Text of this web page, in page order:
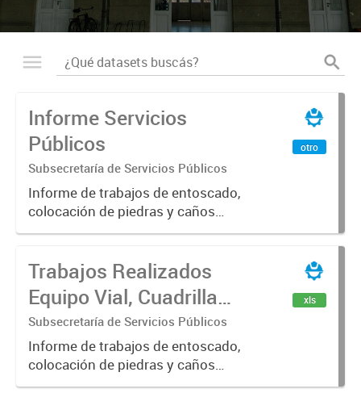
Informe Servicios
Públicos
Subsecretaría de Servicios Públicos
Informe de trabajos de entoscado,
colocación de piedras y caños
(zanjeo - cruce de calles) Informe
construcción, colocación de tapa
registro, reparación...
otro
Trabajos Realizados
Equipo Vial, Cuadrilla
Bacheo, Servicio
Eléctrico - Noviembre
2021
Subsecretaría de Servicios Públicos
Informe de trabajos de entoscado,
colocación de piedras y caños
(zanjeo - cruce de calles) Informe
xls